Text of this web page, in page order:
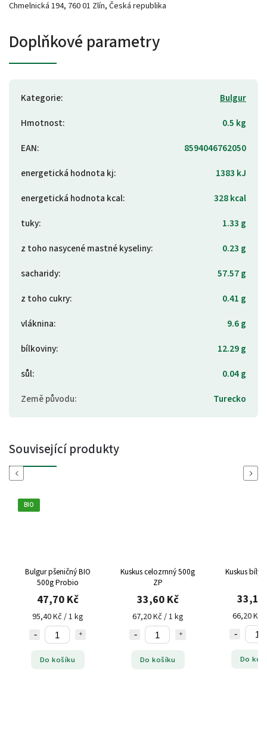
Chmelnická 194, 760 01 Zlín, Česká republika
Doplňkové parametry
Kategorie:
Bulgur
Hmotnost:
0.5 kg
EAN:
8594046762050
energetická hodnota kj:
1383 kJ
energetická hodnota kcal:
328 kcal
tuky:
1.33 g
z toho nasycené mastné kyseliny:
0.23 g
sacharidy:
57.57 g
z toho cukry:
0.41 g
vláknina:
9.6 g
bílkoviny:
12.29 g
sůl:
0.04 g
Země původu: Turecko
Související produkty
Previous
BIO
Bulgur pšeničný BIO
500g Probio
47,70 Kč
95,40 Kč / 1 kg
Do košíku
Kuskus celozrnný 500g
ZP
33,60 Kč
67,20 Kč / 1 kg
Do košíku
Kuskus bílý
33,10
66,20 Kč
Do
Next